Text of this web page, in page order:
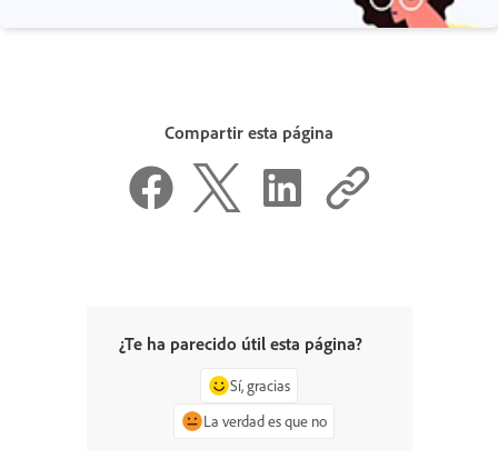
Compartir esta página
¿Te ha parecido útil esta página?
Sí, gracias
La verdad es que no